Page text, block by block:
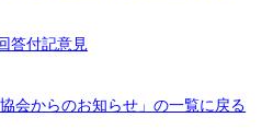
答付記意見
協会からのお知らせ 」の一覧に戻る